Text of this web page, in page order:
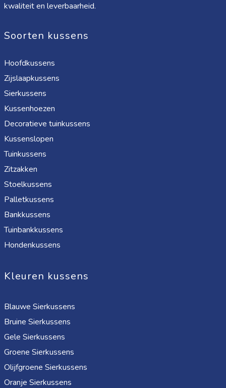
kwaliteit en leverbaarheid.
Soorten kussens
Hoofdkussens
Zijslaapkussens
Sierkussens
Kussenhoezen
Decoratieve tuinkussens
Kussenslopen
Tuinkussens
Zitzakken
Stoelkussens
Palletkussens
Bankkussens
Tuinbankkussens
Hondenkussens
Kleuren kussens
Blauwe Sierkussens
Bruine Sierkussens
Gele Sierkussens
Groene Sierkussens
Olijfgroene Sierkussens
Oranje Sierkussens